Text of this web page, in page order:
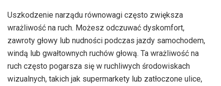
Uszkodzenie narządu równowagi często zwiększa
wrażliwość na ruch. Możesz odczuwać dyskomfort,
zawroty głowy lub nudności podczas jazdy samochodem,
windą lub gwałtownych ruchów głową. Ta wrażliwość na
ruch często pogarsza się w ruchliwych środowiskach
wizualnych, takich jak supermarkety lub zatłoczone ulice,